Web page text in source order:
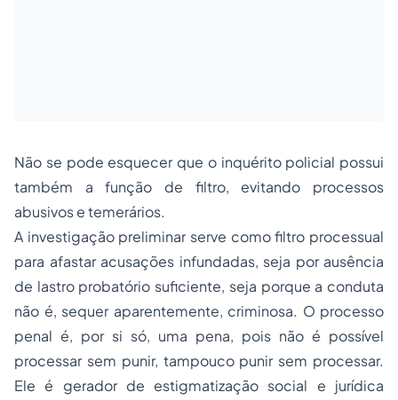
Não se pode esquecer que o inquérito policial possui
também a função de filtro, evitando processos
abusivos e temerários.
A investigação preliminar serve como filtro processual
para afastar acusações infundadas, seja por ausência
de lastro probatório suficiente, seja porque a conduta
não é, sequer aparentemente, criminosa. O processo
penal é, por si só, uma pena, pois não é possível
processar sem punir, tampouco punir sem processar.
Ele é gerador de estigmatização social e jurídica